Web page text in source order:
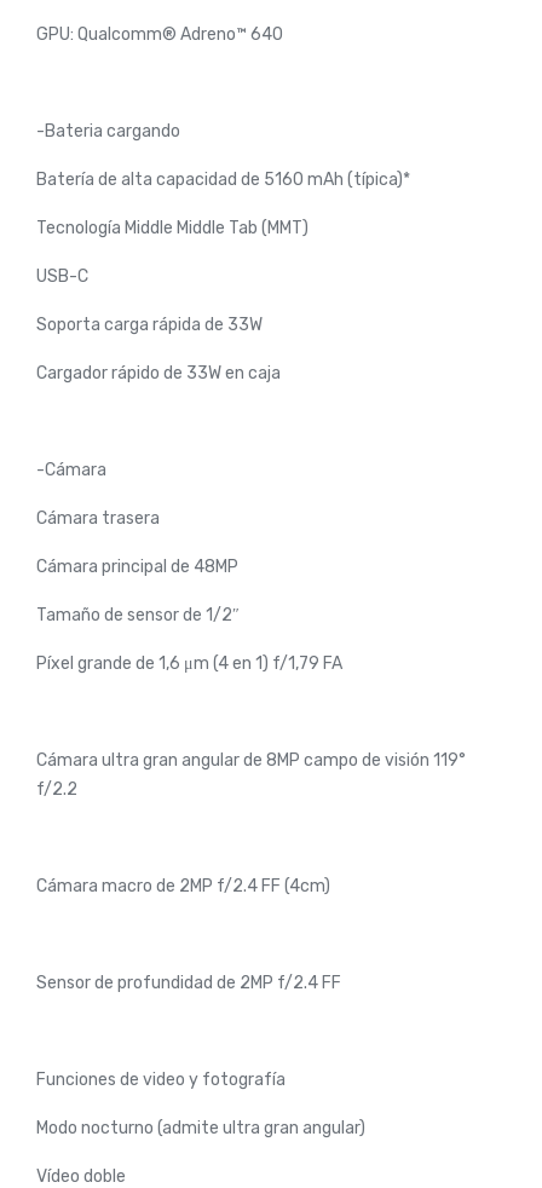
GPU: Qualcomm® Adreno™ 640
-Bateria cargando
Batería de alta capacidad de 5160 mAh (típica)*
Tecnología Middle Middle Tab (MMT)
USB-C
Soporta carga rápida de 33W
Cargador rápido de 33W en caja
-Cámara
Cámara trasera
Cámara principal de 48MP
Tamaño de sensor de 1/2″
Píxel grande de 1,6 μm (4 en 1) f/1,79 FA
Cámara ultra gran angular de 8MP campo de visión 119°
f/2.2
Cámara macro de 2MP f/2.4 FF (4cm)
Sensor de profundidad de 2MP f/2.4 FF
Funciones de video y fotografía
Modo nocturno (admite ultra gran angular)
Vídeo doble